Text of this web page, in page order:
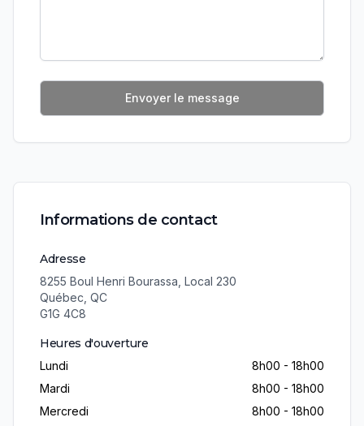
Envoyer le message
Informations de contact
Adresse
8255 Boul Henri Bourassa, Local 230
Québec QC
G1G 4C8
Heures d'ouverture
Lundi
8h00 - 18h00
Mardi
8h00 - 18h00
Mercredi
8h00 - 18h00